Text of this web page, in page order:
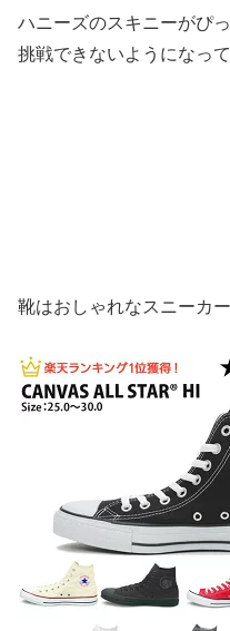
ハニーズのスキニーがぴ
挑戦できないようになっ
靴はおしゃれなスニーカ